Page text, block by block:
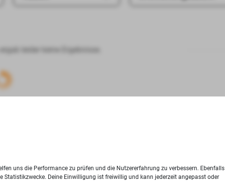
leider keine Ergebnisse.
uns die Performance zu prüfen und die Nutzererfahrung zu verbessern. Ebenfalls
Deine Einwilligung ist freiwillig und kann jederzeit angepasst oder